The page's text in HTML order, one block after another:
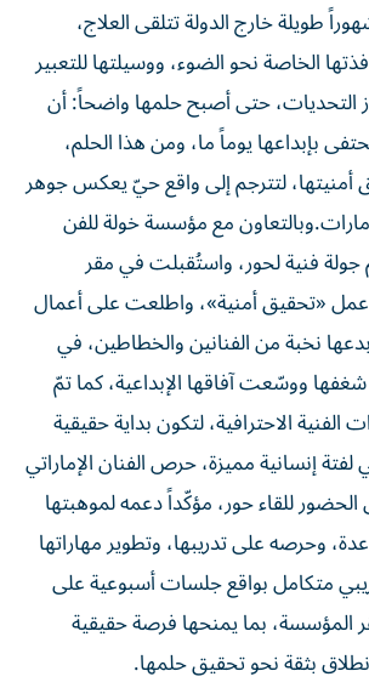
طويلة خارج الدولة تتلقى العلاج،
الخاصة نحو الضوء، ووسيلتها للتعبير
التحديات، حتى أصبح حلمها واضحاً: أن
بإبداعها يوماً ما، ومن هذا الحلم،
أمنيتها، لتترجم إلى واقع حيّ يعكس جوهر
مع مؤسسة خولة للفن
جولة فنية لحور، واستُقبلت في مقر
«تحقيق أمنية»، واطلعت على أعمال
نخبة من الفنانين والخطاطين، في
ووسّعت آفاقها الإبداعية، كما تمّ
الفنية الاحترافية، لتكون بداية حقيقية
لفتة إنسانية مميزة، حرص الفنان الإماراتي
للقاء حور، مؤكّداً دعمه لموهبتها
وحرصه على تدريبها، وتطوير مهاراتها
متكامل بواقع جلسات أسبوعية على
بما يمنحها فرصة حقيقية
بثقة نحو تحقيق حلمها.